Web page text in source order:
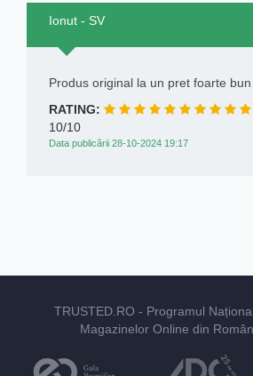
Ionut - SV
Produs original la un pret foarte bun
RATING:
10/10
Data publicării 28-10-2024 19:17
TRUSTED.RO - Programul
Magazinelor Online din